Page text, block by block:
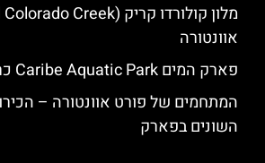
אוונטורה
פארק המים Caribe Aquatic Park כרטיסים
השונים בפארק